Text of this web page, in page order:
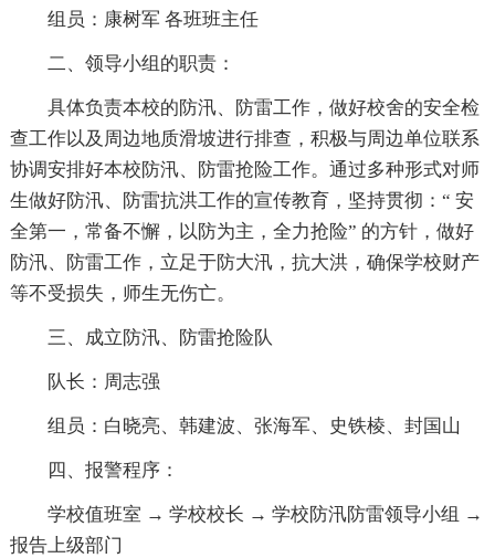
组员：康树军 各班班主任
二、领导小组的职责：
具体负责本校的防汛、防雷工作，做好校舍的安全检
查工作以及周边地质滑坡进行排查，积极与周边单位联系
协调安排好本校防汛、防雷抢险工作。通过多种形式对师
生做好防汛、防雷抗洪工作的宣传教育，坚持贯彻：“ 安
全第一，常备不懈，以防为主，全力抢险” 的方针，做好
防汛、防雷工作，立足于防大汛，抗大洪，确保学校财产
等不受损失，师生无伤亡。
三、成立防汛、防雷抢险队
队长：周志强
组员：白晓亮、韩建波、张海军、史铁棱、封国山
四、报警程序：
学校值班室 → 学校校长 → 学校防汛防雷领导小组 →
报告上级部门